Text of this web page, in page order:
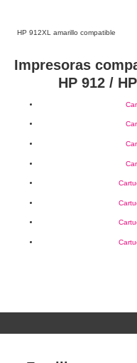
HP 912XL amarillo compatible
Impresoras
HP 912 /